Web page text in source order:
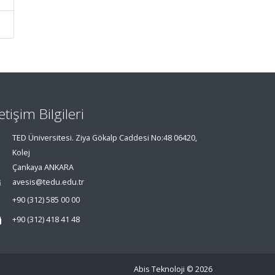
Bilgileri
TED Üniversitesi. Ziya Gökalp Caddesi No:48 06420,
Kolej
Çankaya ANKARA
avesis@tedu.edu.tr
+90 (312) 585 00 00
+90 (312) 418 41 48
Abis Teknoloji © 2026